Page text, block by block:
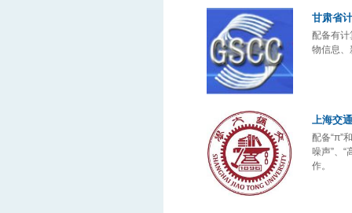
甘肃省
配备有
物信息、
上海交
配备“π”
噪声”、“
作。